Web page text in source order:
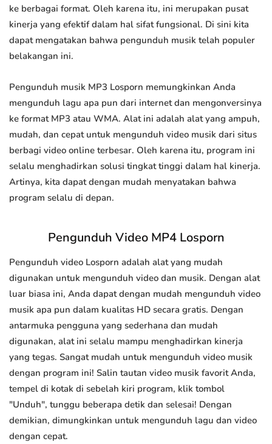
ke berbagai format. Oleh karena itu, ini merupakan pusat
kinerja yang efektif dalam hal sifat fungsional. Di sini kita
dapat mengatakan bahwa pengunduh musik telah populer
belakangan ini.
Pengunduh musik MP3 Losporn memungkinkan Anda
mengunduh lagu apa pun dari internet dan mengonversinya
ke format MP3 atau WMA. Alat ini adalah alat yang ampuh,
mudah, dan cepat untuk mengunduh video musik dari situs
berbagi video online terbesar. Oleh karena itu, program ini
selalu menghadirkan solusi tingkat tinggi dalam hal kinerja.
Artinya, kita dapat dengan mudah menyatakan bahwa
program selalu di depan.
Pengunduh Video MP4 Losporn
Pengunduh video Losporn adalah alat yang mudah
digunakan untuk mengunduh video dan musik. Dengan alat
luar biasa ini, Anda dapat dengan mudah mengunduh video
musik apa pun dalam kualitas HD secara gratis. Dengan
antarmuka pengguna yang sederhana dan mudah
digunakan, alat ini selalu mampu menghadirkan kinerja
yang tegas. Sangat mudah untuk mengunduh video musik
dengan program ini! Salin tautan video musik favorit Anda,
tempel di kotak di sebelah kiri program, klik tombol
"Unduh", tunggu beberapa detik dan selesai! Dengan
demikian, dimungkinkan untuk mengunduh lagu dan video
dengan cepat.